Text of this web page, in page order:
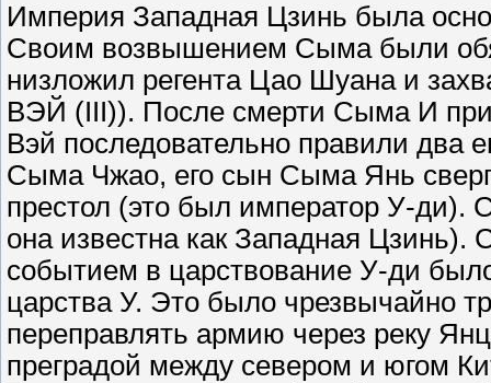
Империя Западная Цзинь была
Своим возвышением Сыма были
низложил регента Цао Шуана и
ВЭЙ (III)). После смерти Сыма И
Вэй последовательно правили два
Сыма Чжао, его сын Сыма Янь
престол (это был император У-ди).
она известна как Западная
событием в царствование У-ди
царства У. Это было чрезвычайно
переправлять армию через реку
преградой между севером и югом